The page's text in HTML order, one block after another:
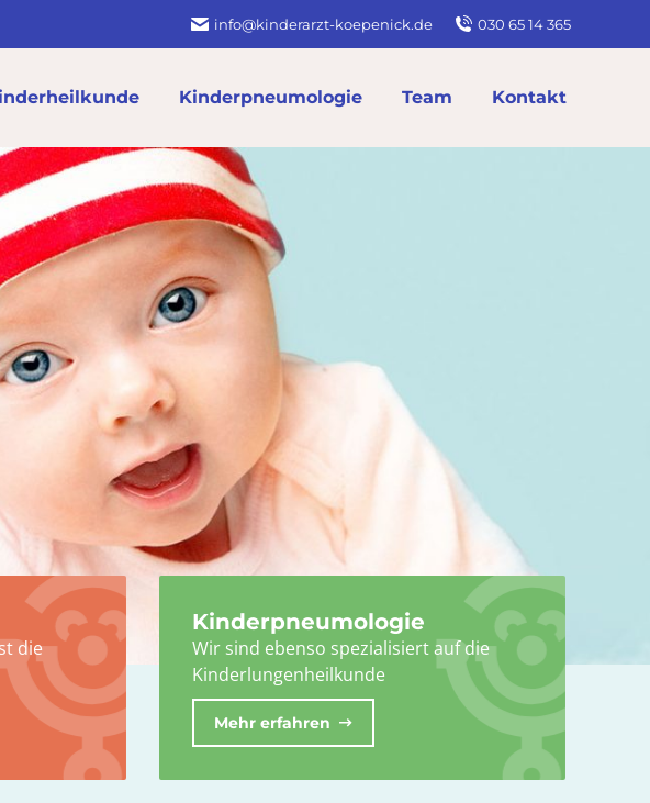
info@kinderarzt-koepenick.de 030 65 14 365
Kinderpneumologie Team Kontakt
die
Kinderpneumologie
Wir sind ebenso spezialisiert auf die
Kinderlungen­heilkunde
Mehr erfahren